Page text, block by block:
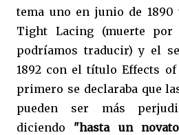
tema uno en junio de
Tight Lacing (muerte por
podríamos traducir) y el
1892 con el título Effects
primero se declaraba que
pueden ser más
diciendo "hasta un